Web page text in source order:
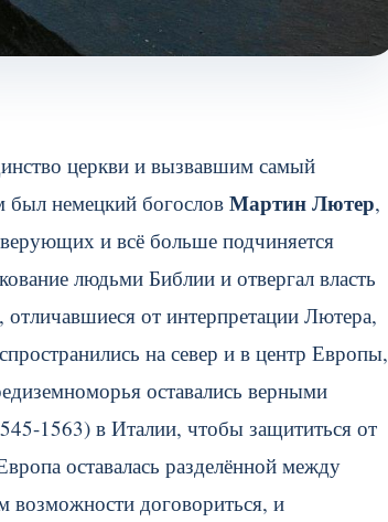
церкви и вызвавшим самый
был немецкий богослов Мартин Лютер,
и всё больше подчиняется
людьми Библии и отвергал власть
от интерпретации Лютера,
на север и в центр Европы,
оставались верными
1563) в Италии, чтобы защититься от
оставалась разделённой между
возможности договориться, и